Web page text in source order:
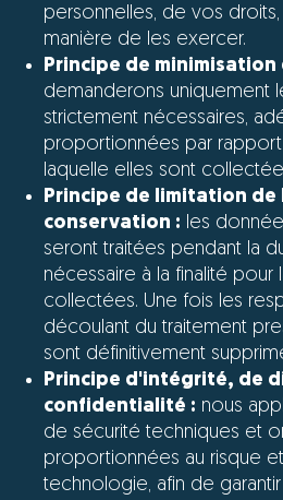
personnelles, de vos
manière de les exercer.
Principe de minimisation
demanderons uniquement
strictement nécessaires,
proportionnées par rapport
laquelle elles sont
Principe de limitation de
conservation : les
seront traitées pendant la
nécessaire à la finalité
collectées. Une fois les
découlant du traitement
sont définitivement
Principe d'intégrité, de
confidentialité : nous
de sécurité techniques et
proportionnées au risque
technologie, afin de garantir